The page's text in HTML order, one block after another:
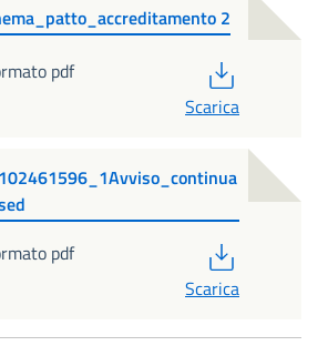
2
pdf
Scarica
pdf
Scarica